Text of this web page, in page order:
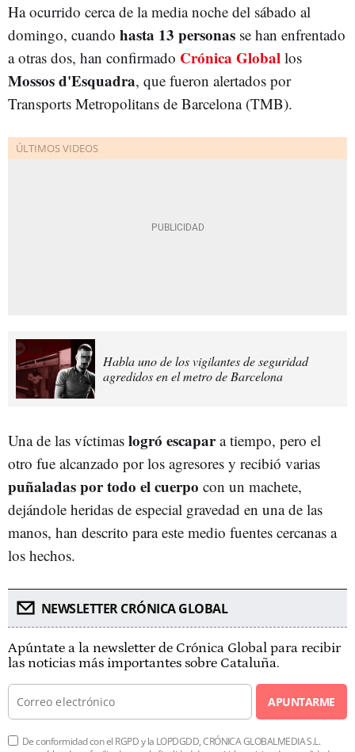
Ha ocurrido cerca de la media noche del sábado al
domingo, cuando hasta 13 personas se han enfrentado
a otras dos, han confirmado Crónica Global los
Mossos d'Esquadra, que fueron alertados por
Transports Metropolitans de Barcelona (TMB).
Habla uno de los vigilantes de seguridad
agredidos en el metro de Barcelona
Una de las víctimas logró escapara tiempo, pero el
otro fue alcanzado por los agresores y recibió varias
puñaladas por todo el cuerpo con un machete,
dejándole heridas de especial gravedad en una de las
manos, han descrito para este medio fuentes cercanas a
los hechos.
NEWSLETTER CRÓNICA GLOBAL
Apúntate a la newsletter de Crónica Global para recibir
las noticias más importantes sobre Cataluña.
APUNTARME
De conformidad con el RGPD y la LOPDGDD, CRÓNICA GLOBALMEDIA S.L.